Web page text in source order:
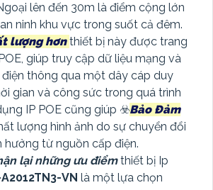
lên đến 30m là điểm cộng lớn
ninh khu vực trong suốt cả đêm.
lượng hơnthiết bị này được trang
giúp truy cập dữ liệu mạng và
thông qua một dây cáp duy
gian và công sức trong quá trình
IP POE cũng giúp ☣️Bảo Đảm
lượng hình ảnh do sự chuyển đổi
hưởng từ nguồn cấp điện.
lại những ưu điểmthiết bị Ip
A2012TN3-VN là một lựa chọn